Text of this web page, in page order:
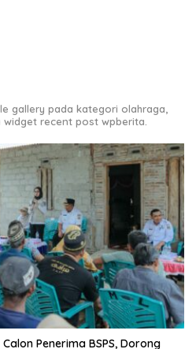
gallery pada kategori olahraga,
recent post wpberita.
Penerima BSPS, Dorong